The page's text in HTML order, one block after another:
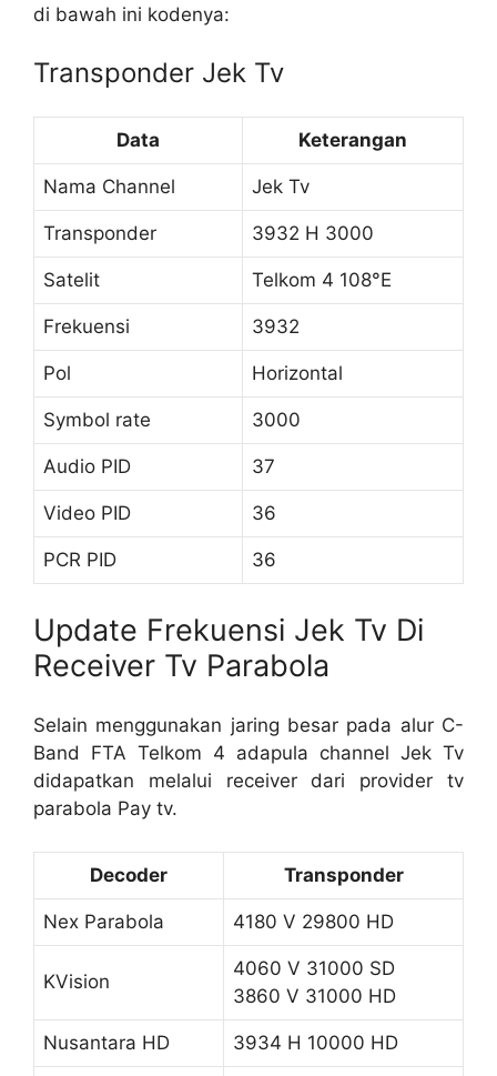
di bawah ini kodenya:
Transponder Jek Tv
Data Keterangan
Nama Channel Jek Tv
Transponder 3932 H 3000
Satelit Telkom 4 108°E
Frekuensi 3932
Pol Horizontal
Symbol rate 3000
Audio PID 37
Video PID 36
PCR PID 36
Update Frekuensi Jek Tv Di
Receiver Tv Parabola
Selain menggunakan jaring besar pada alur C-
Band FTA Telkom 4 adapula channel Jek Tv
didapatkan melalui receiver dari provider tv
parabola Pay tv.
Decoder Transponder
Nex Parabola 4180 V 29800 HD
KVision
4060 V 31000 SD
3860 V 31000 HD
Nusantara HD 3934 H 10000 HD